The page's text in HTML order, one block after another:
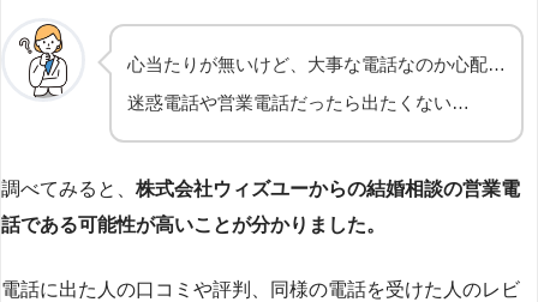
心当たりが無いけど、大事な電話なのか心配…
迷惑電話や営業電話だったら出たくない…
調べてみると、 株式会社ウィズユーからの結婚相談の営業電
話である可能性が高いことが分かりました。
電話に出た人の口コミや評判、同様の電話を受けた人のレビ